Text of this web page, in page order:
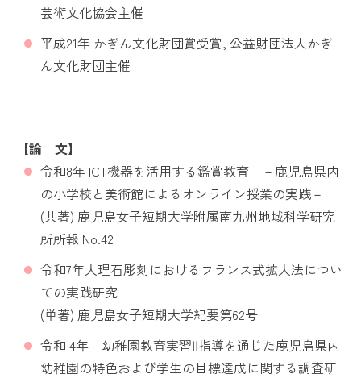
芸術文化協会主催
平成21年 かぎん文化財団賞受賞, 公益財団法人かぎ
ん文化財団主催
【論 文】
令和8年 ICT機器を活用する鑑賞教育 －鹿児島県内
の小学校と美術館によるオンライン授業の実践－
(共著) 鹿児島女子短期大学附属南九州地域科学研究
所所報 No.42
令和7年大理石彫刻におけるフランス式拡大法につい
ての実践研究
(単著) 鹿児島女子短期大学紀要第62号
令和 4年 幼稚園教育実習Ⅱ指導を通じた鹿児島県内
幼稚園の特色および学生の目標達成に関する調査研